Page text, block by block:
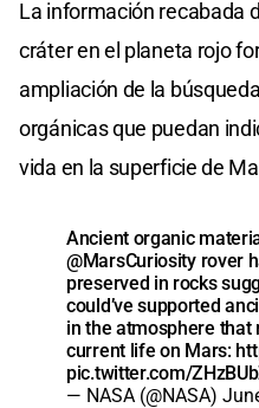
La información recabada
cráter en el planeta rojo
ampliación de la
orgánicas que puedan
vida en la superficie de
Ancient organic
@MarsCuriosityrover
preserved in rocks
could’ve supported
in the atmosphere
current life on Mars:
pic.twitter.com/
— NASA (@NASA)